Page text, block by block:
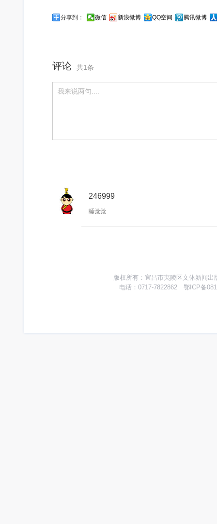
分享到： 微信 新浪微博 QQ空间 腾讯微博
评论 共1条
246999
睡觉觉
版权所有：宜昌市夷陵区文体新闻
电话：0717-7822862 鄂ICP备